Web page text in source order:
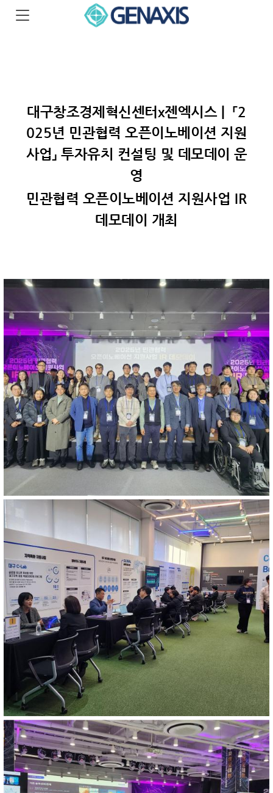
대구창조경제혁신센터x젠엑시스 | 「2
025년 민관협력 오픈이노베이션 지원
사업」 투자유치 컨설팅 및 데모데이 운
영
민관협력 오픈이노베이션 지원사업 IR
데모데이 개최